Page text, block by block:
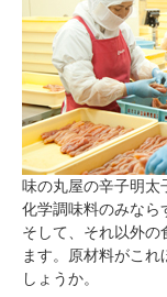
味の丸屋の辛子明太
化学調味料のみなら
そして、それ以外の
ます。原材料がこ
しょうか。